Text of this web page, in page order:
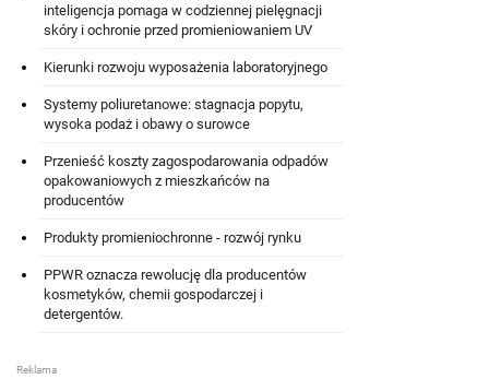
inteligencja pomaga w codziennej pielęgnacji
skóry i ochronie przed promieniowaniem UV
Kierunki rozwoju wyposażenia laboratoryjnego
Systemy poliuretanowe: stagnacja popytu,
wysoka podaż i obawy o surowce
Przenieść koszty zagospodarowania odpadów
opakowaniowych z mieszkańców na
producentów
Produkty promieniochronne - rozwój rynku
PPWR oznacza rewolucję dla producentów
kosmetyków, chemii gospodarczej i
detergentów.